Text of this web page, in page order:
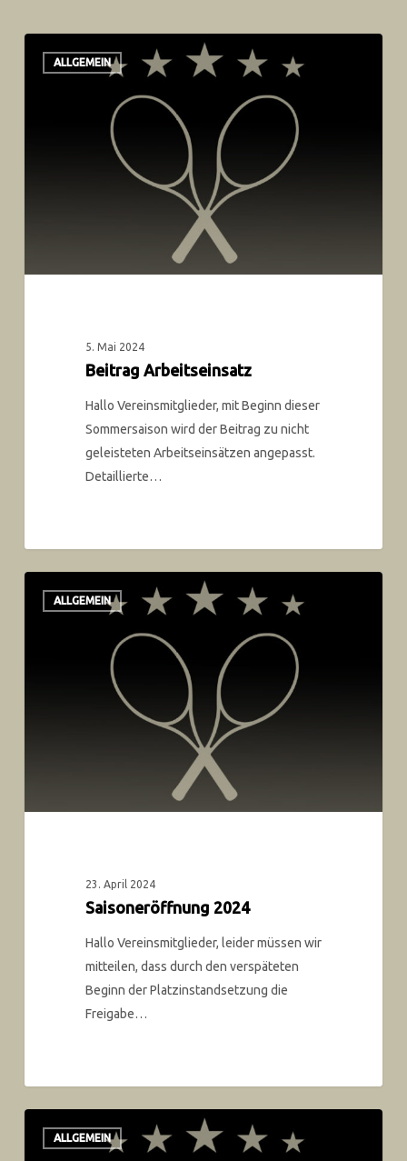
ALLGEMEIN
5. Mai 2024
Beitrag Arbeitseinsatz
Hallo Vereinsmitglieder, mit Beginn dieser
Sommersaison wird der Beitrag zu nicht
geleisteten Arbeitseinsätzen angepasst.
Detaillierte…
ALLGEMEIN
23. April 2024
Saisoneröffnung 2024
Hallo Vereinsmitglieder, leider müssen wir
mitteilen, dass durch den verspäteten
Beginn der Platzinstandsetzung die
Freigabe…
ALLGEMEIN